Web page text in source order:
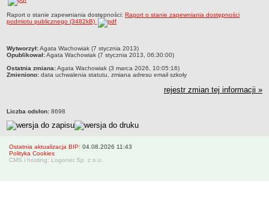
Zarządzenia 2016
Zarządzenia 2017
Zarządzenia 2019
Zarządzenia 2020
Zarządzenia 2023
Zarządzenia 2025
Raport o stanie zapewniania dostępności:Raport o stanie zapewniania dostępności
podmiotu publicznego (3482kB)
metryczka
Wytworzył:Agata Wachowiak (7 stycznia 2013)
Opublikował:Agata Wachowiak (7 stycznia 2013, 06:30:00)
Ostatnia zmiana:Agata Wachowiak (3 marca 2026, 10:05:16)
Zmieniono: data uchwalenia statutu, zmiana adresu email szkoły
rejestr zmian tej informacji »
Liczba odsłon: 8698
Ostatnia aktualizacja BIP: 04.08.2026 11:43
Polityka Cookies
CMS i hosting: Logonet Sp. z o.o.